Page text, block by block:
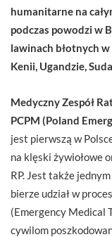
humanitarne na
podczas powodzi w
lawinach błotnych w
Kenii, Ugandzie,
Medyczny Zespół
PCPM (Poland
jest pierwszą w
na klęski żywiołowe
RP. Jest także
bierze udział w
(Emergency Medical
cywilom